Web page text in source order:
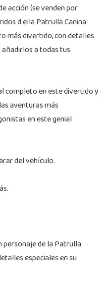
acción (se venden por
d ella Patrulla Canina
más divertido, con detalles
a todas tus
completo en este divertido y
aventuras más
en este genial
del vehículo.
personaje de la Patrulla
especiales en su